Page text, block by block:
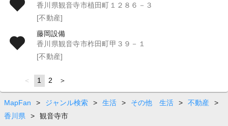
香川県観音寺市植田町１２８６－３
[不動産]
藤岡設備
香川県観音寺市柞田町甲３９－１
[不動産]
page
You're
on
page
1 page
2 page
MapFan > ジャンル検索 > 生活 > その他 生活 > 不動産
>
香川県
> 観音寺市